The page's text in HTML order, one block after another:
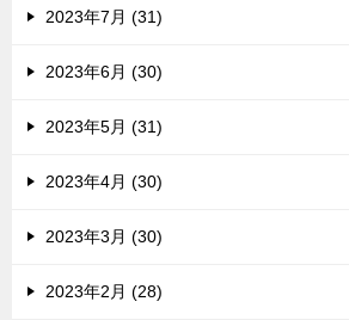
2023年7月 (31)
2023年6月 (30)
2023年5月 (31)
2023年4月 (30)
2023年3月 (30)
2023年2月 (28)